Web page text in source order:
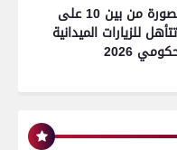
4 كليات بجامعة المنصورة من بين 10 على
للزيارات الميدانية
2026